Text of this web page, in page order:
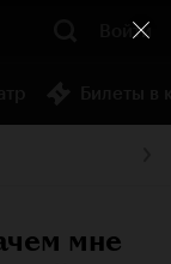
Войти
мне